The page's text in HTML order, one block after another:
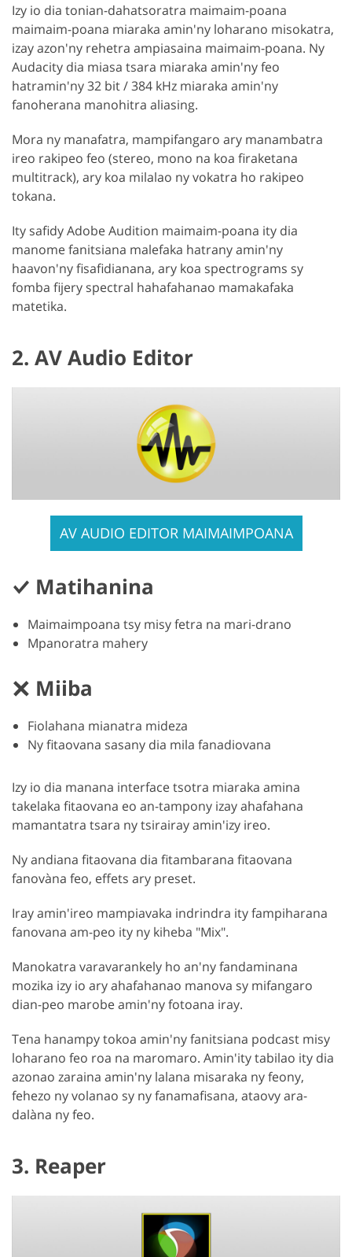
Izy io dia tonian-dahatsoratra maimaim-poana
maimaim-poana miaraka amin'ny loharano misokatra,
izay azon'ny rehetra ampiasaina maimaim-poana. Ny
Audacity dia miasa tsara miaraka amin'ny feo
hatramin'ny 32 bit / 384 kHz miaraka amin'ny
fanoherana manohitra aliasing.
Mora ny manafatra, mampifangaro ary manambatra
ireo rakipeo feo (stereo, mono na koa firaketana
multitrack), ary koa milalao ny vokatra ho rakipeo
tokana.
Ity safidy Adobe Audition maimaim-poana ity dia
manome fanitsiana malefaka hatrany amin'ny
haavon'ny fisafidianana, ary koa spectrograms sy
fomba fijery spectral hahafahanao mamakafaka
matetika.
2. AV Audio Editor
AV AUDIO EDITOR MAIMAIMPOANA
Matihanina
Maimaimpoana tsy misy fetra na mari-drano
Mpanoratra mahery
Miiba
Fiolahana mianatra mideza
Ny fitaovana sasany dia mila fanadiovana
Izy io dia manana interface tsotra miaraka amina
takelaka fitaovana eo an-tampony izay ahafahana
mamantatra tsara ny tsirairay amin'izy ireo.
Ny andiana fitaovana dia fitambarana fitaovana
fanovàna feo, effets ary preset.
Iray amin'ireo mampiavaka indrindra ity fampiharana
fanovana am-peo ity ny kiheba "Mix".
Manokatra varavarankely ho an'ny fandaminana
mozika izy io ary ahafahanao manova sy mifangaro
dian-peo marobe amin'ny fotoana iray.
Tena hanampy tokoa amin'ny fanitsiana podcast misy
loharano feo roa na maromaro. Amin'ity tabilao ity dia
azonao zaraina amin'ny lalana misaraka ny feony,
fehezo ny volanao sy ny fanamafisana, ataovy ara-
dalàna ny feo.
3. Reaper